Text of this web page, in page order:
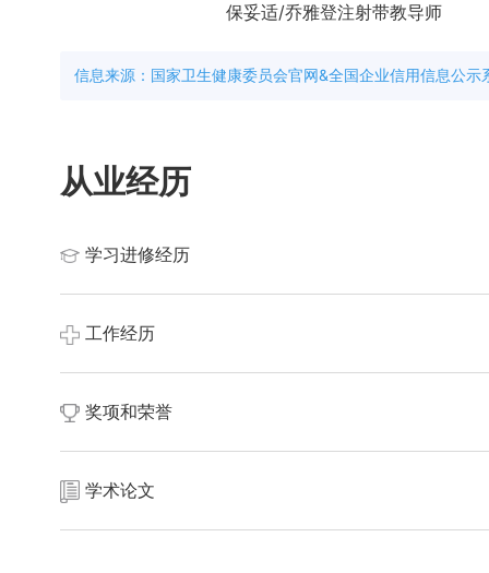
保妥适/乔雅登注射带教导师
信息来源：国家卫生健康委员会官网&全国企业信用信息公
从业经历
学习进修经历
与国际种植学术会议及专业培训，不断引入全球前沿的抗衰
工作经历
创新。曾任职于公立三甲医院整形外科，积累了8年临床经
奖项和荣誉
学术论文